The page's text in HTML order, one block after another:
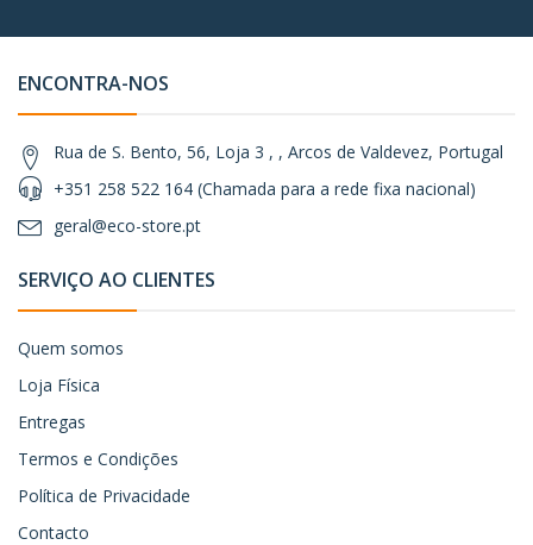
ENCONTRA-NOS
Rua de S. Bento, 56, Loja 3 , , Arcos de Valdevez, Portugal
+351 258 522 164 (Chamada para a rede fixa nacional)
geral@eco-store.pt
SERVIÇO AO CLIENTES
Quem somos
Loja Física
Entregas
Termos e Condições
Política de Privacidade
Contacto